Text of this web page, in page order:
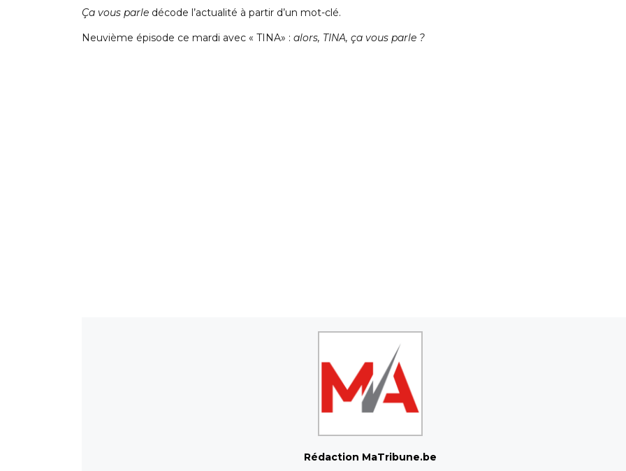
Ça vous parle décode l’actualité à partir d’un mot-clé.
Neuvième épisode ce mardi avec « TINA» : alors, TINA, ça vous parle ?
Rédaction MaTribune.be